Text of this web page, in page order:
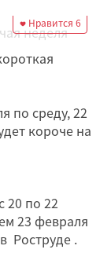
Нравится 6
по среду, 22
короче на
20 по 22
23 февраля
Роструде .